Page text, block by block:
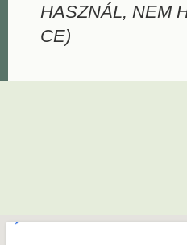
HASZNÁL, NEM
CE)